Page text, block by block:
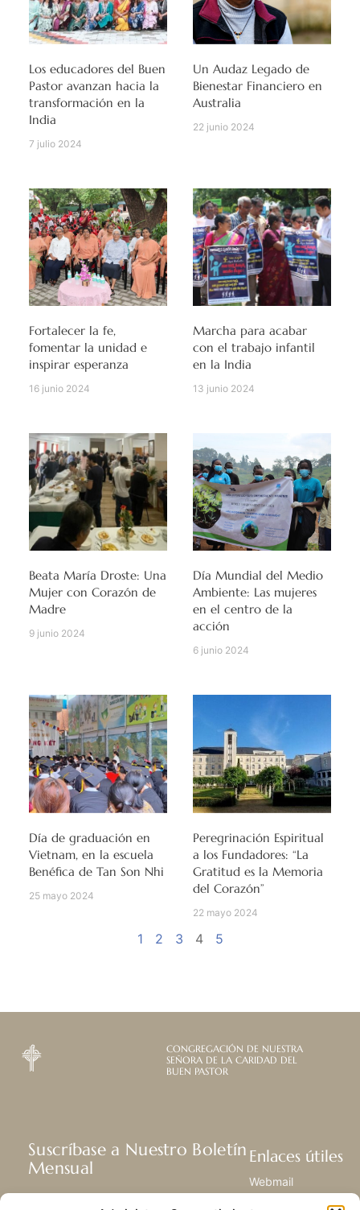
Los educadores del Buen
Pastor avanzan hacia la
transformación en la
India
7 julio 2024
Un Audaz Legado de
Bienestar Financiero en
Australia
22 junio 2024
Fortalecer la fe,
fomentar la unidad e
inspirar esperanza
16 junio 2024
Marcha para acabar
con el trabajo infantil
en la India
13 junio 2024
Beata María Droste: Una
Mujer con Corazón de
Madre
9 junio 2024
Día Mundial del Medio
Ambiente: Las mujeres
en el centro de la
acción
6 junio 2024
Día de graduación en
Vietnam, en la escuela
Benéfica de Tan Son Nhi
25 mayo 2024
Peregrinación Espiritual
a los Fundadores: “La
Gratitud es la Memoria
del Corazón”
22 mayo 2024
1 2 3 4 5
CONGREGACIÓN DE NUESTRA
SEÑORA DE LA CARIDAD DEL
BUEN PASTOR
Suscríbase a Nuestro Boletín
Mensual
Recibir las últimas noticias acerca de
Enlaces útiles
Webmail